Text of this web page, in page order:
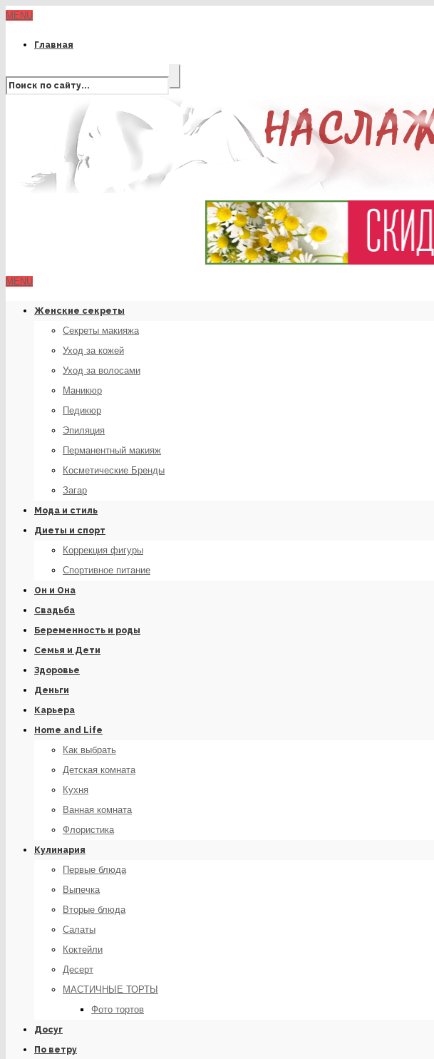
MENU
Главная
MENU
Женские секреты
Секреты макияжа
Уход за кожей
Уход за волосами
Маникюр
Педикюр
Эпиляция
Перманентный макияж
Косметические Бренды
Загар
Мода и стиль
Диеты и спорт
Коррекция фигуры
Спортивное питание
Он и Она
Свадьба
Беременность и роды
Семья и Дети
Здоровье
Деньги
Карьера
Home and Life
Как выбрать
Детская комната
Кухня
Ванная комната
Флористика
Кулинария
Первые блюда
Выпечка
Вторые блюда
Салаты
Коктейли
Десерт
МАСТИЧНЫЕ ТОРТЫ
Фото тортов
Досуг
По ветру